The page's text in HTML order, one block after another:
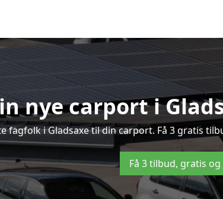
nye carport i
fagfolk i Gladsaxe til din carport. Få 3 gratis
Få 3 tilbud, gratis